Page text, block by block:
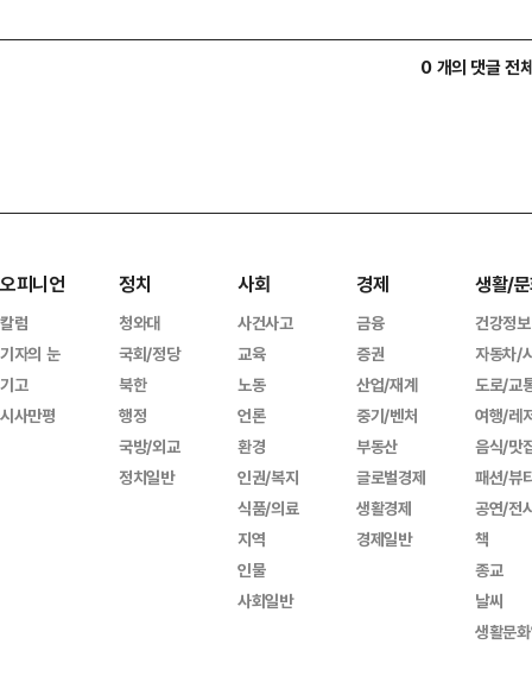
0 개의 댓글 전
오피니언
칼럼
기자의 눈
기고
시사만평
정치
청와대
국회/정당
북한
행정
국방/외교
정치일반
사회
사건사고
교육
노동
언론
환경
인권/복지
식품/의료
지역
인물
사회일반
경제
금융
증권
산업/재계
중기/벤처
부동산
글로벌경제
생활경제
경제일반
생활/
건강정보
자동차/
도로/교
여행/레
음식/맛
패션/뷰
공연/전
책
종교
날씨
생활문